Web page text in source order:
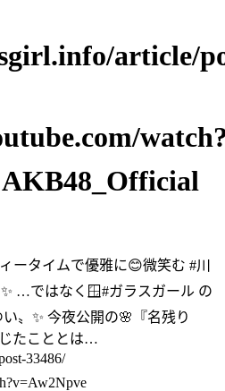
article/
ータイムで優雅に😊微笑む #川
…ではなく🪟#ガラスガール の
〟✨ 今夜公開の🌸『名残り
たこととは…
33486/